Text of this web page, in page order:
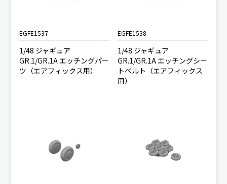
EGFE1537
1/48 ジャギュア
GR.1/GR.1A エッチングパー
ツ（エアフィックス用）
EGFE1538
1/48 ジャギュア
GR.1/GR.1A エッチングシー
トベルト（エアフィックス
用）